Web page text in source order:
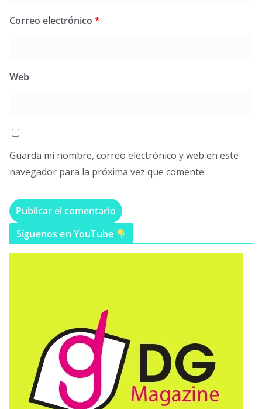
Correo electrónico *
Web
Guarda mi nombre, correo electrónico y web en este
navegador para la próxima vez que comente.
Síguenos en YouTube